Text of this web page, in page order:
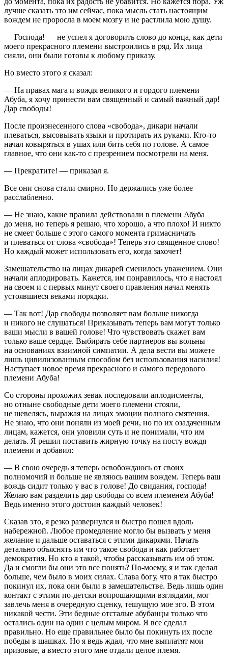
лучше сказать это им сейчас, пока мысль стать настоящим
вождем не проросла в моем мозгу и не растлила мою душу.
— Господа! — не успел я договорить слово до конца, как дети
моего прекрасного племени выстроились в ряд. Их лица
сияли, они были готовы к любому приказу.
Но вместо этого я сказал:
— На правах мага и вождя великого и гордого племени
Абуба, я хочу принести вам священный и самый важный дар!
Дар свободы!
После произнесенного слова «свобода», дикари начали
плеваться, высовывать языки и протирать их руками. Кто-то
начал ковыряться в ушах или бить себя по голове. А самое
главное, что они как-то с презрением посмотрели на меня.
— Прекратите! — приказал я.
Все они снова стали смирно. Но держались уже более
расслабленно.
— Не знаю, какие правила действовали в племени Абуба
до меня, но теперь я решаю, что хорошо, а что плохо! И никто
не смеет больше с этого самого момента гримасничать
и плеваться от слова «свобода»! Теперь это священное слово!
Но каждый может использовать его, когда захочет!
Замешательство на лицах дикарей сменилось уважением. Они
начали аплодировать. Кажется, им понравилось, что я настоял
на своем и с первых минут своего правления начал менять
устоявшиеся веками порядки.
— Так вот! Дар свободы позволяет вам больше никогда
и никого не слушаться! Приказывать теперь вам могут только
ваши мысли в вашей голове! Что чувствовать скажет вам
только ваше сердце. Выбирать себе партнеров вы вольны
на основаниях взаимной симпатии. А дела вести вы можете
лишь цивилизованным способом без использования насилия!
Наступает новое время прекрасного и самого передового
племени Абуба!
Со стороны прохожих зевак последовали аплодисменты,
но отныне свободные дети моего племени стояли,
не шевелясь, выражая на лицах эмоции полного смятения.
Не знаю, что они поняли из моей речи, но по их озадаченным
лицам, кажется, они уловили суть и не понимали, что им
делать. Я решил поставить жирную точку на посту вождя
племени и добавил:
— В свою очередь я теперь освобождаюсь от своих
полномочий и больше не являюсь вашим вождем. Теперь ваш
вождь сидит только у вас в голове! До свидания, господа!
Желаю вам разделить дар свободы со всем племенем Абуба!
Ведь именно этого достоин каждый человек!
Сказав это, я резко развернулся и быстро пошел вдоль
набережной. Любое промедление могло бы вызвать у меня
желание и дальше оставаться с этими дикарями. Начать
детально объяснять им что такое свобода и как работает
демократия. Но кто я такой, чтобы рассказывать им об этом.
Да и смогли бы они это все понять? По-моему, я и так сделал
больше, чем было в моих силах. Слава богу, что я так быстро
покинул их, пока они были в замешательстве. Ведь лишь один
контакт с этими по-детски вопрошающими взглядами, мог
завлечь меня в очередную сценку, тешущую мое эго. В этом
никакой чести. Эти бедные отсталые абубанцы только что
остались один на один с целым миром. Я все сделал
правильно. Но еще правильнее было бы покинуть их после
победы в шашках. Но я ведь ждал, что мне выплатят мои
призовые, а вместо этого мне отдали целое племя.